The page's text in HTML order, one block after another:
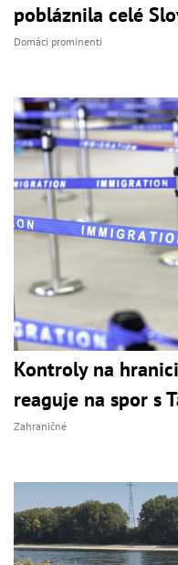
pobláznila celé
Domáci prominenti
Kontroly na
reaguje na spor s
Zahraničné